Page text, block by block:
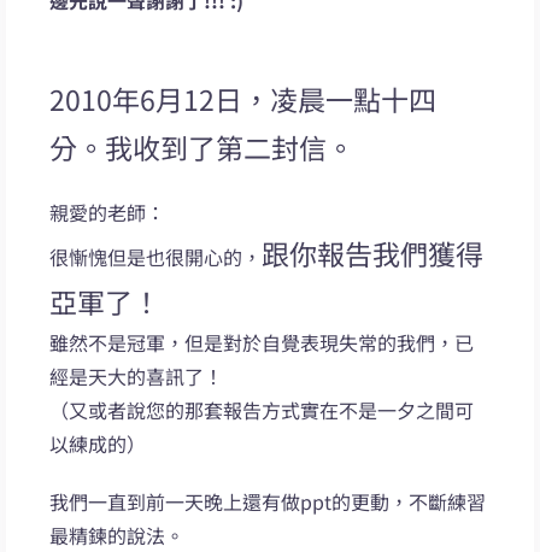
2010年6月12日，凌晨一點十四
分。我收到了第二封信。
親愛的老師：
很慚愧但是也很開心的， 跟你報告我們獲得
亞軍了！
雖然不是冠軍，但是對於自覺表現失常的我們，已
經是天大的喜訊了！
（又或者說您的那套報告方式實在不是一夕之間可
以練成的）
我們一直到前一天晚上還有做ppt的更動，不斷練習
最精鍊的說法。